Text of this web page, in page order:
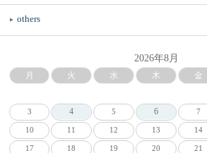
others
2026年8月
月 火 水 木 金
3 4 5 6 7
10 11 12 13 14
17 18 19 20 21